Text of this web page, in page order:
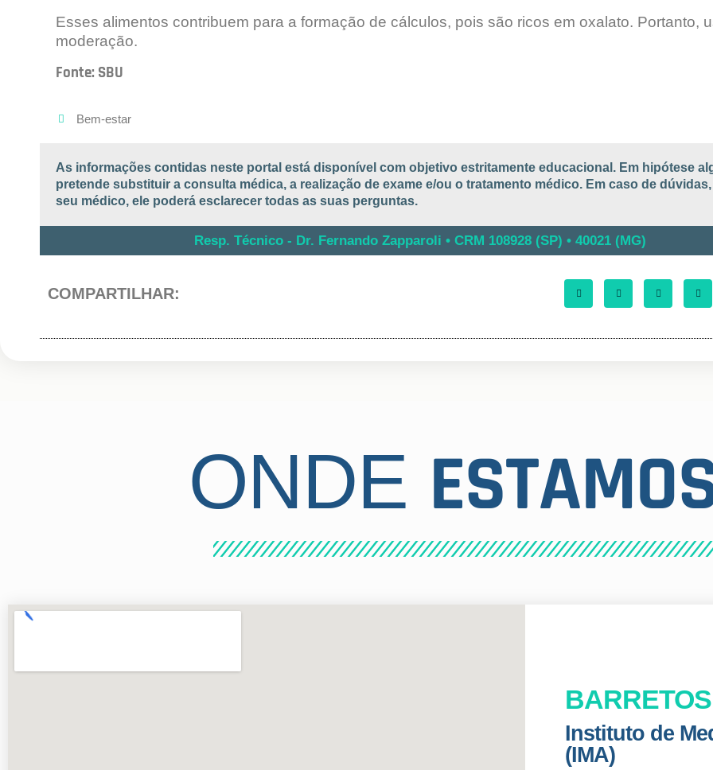
Esses alimentos contribuem para a formação de cálculos, pois são ricos em oxalato. Portanto,
moderação.
Fonte: SBU
Bem-estar
As informações contidas neste portal está disponível com objetivo estritamente educacional. Em hipótese
pretende substituir a consulta médica, a realização de exame e/ou o tratamento médico. Em caso de
seu médico, ele poderá esclarecer todas as suas perguntas.
Resp. Técnico - Dr. Fernando Zapparoli • CRM 108928 (SP) • 40021 (MG)
COMPARTILHAR:
ONDE
BARRETOS
Instituto de
(IMA)